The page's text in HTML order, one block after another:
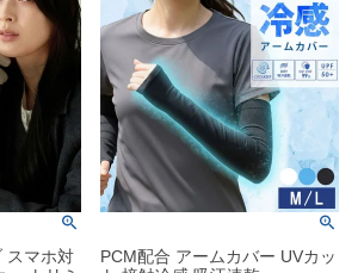
スマホ対
PCM配合 アームカバー UVカッ